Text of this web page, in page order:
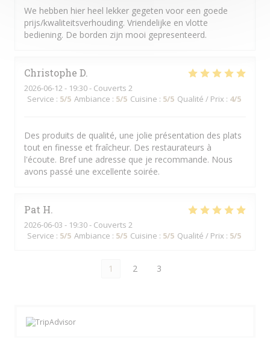
We hebben hier heel lekker gegeten voor een goede
prijs/kwaliteitsverhouding. Vriendelijke en vlotte
bediening. De borden zijn mooi gepresenteerd.
Christophe D
2026-06-12 - 19:30 - Couverts 2
Service : 5/5 Ambiance : 5/5 Cuisine : 5/5 Qualité / Prix : 4/5
Des produits de qualité, une jolie présentation des plats
tout en finesse et fraîcheur. Des restaurateurs à
l'écoute. Bref une adresse que je recommande. Nous
avons passé une excellente soirée.
Pat H
2026-06-03 - 19:30 - Couverts 2
Service : 5/5 Ambiance : 5/5 Cuisine : 5/5 Qualité / Prix : 5/5
1 2 3